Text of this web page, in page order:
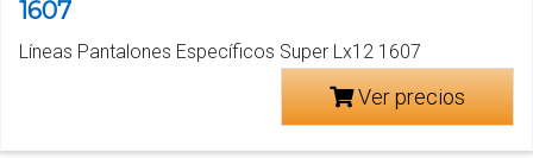
1607
Líneas Pantalones Específicos Super Lx12 1607
Ver precios